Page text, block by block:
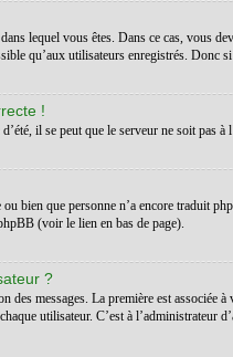
lequel vous êtes. Dans ce cas, vous
qu’aux utilisateurs enregistrés. Donc
!
il se peut que le serveur ne soit pas à
bien que personne n’a encore traduit
(voir le lien en bas de page).
?
messages. La première est
utilisateur. C’est à